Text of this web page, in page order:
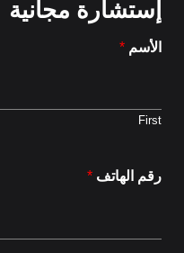
إستشارة مجانية
الأسم *
First
رقم الهاتف *